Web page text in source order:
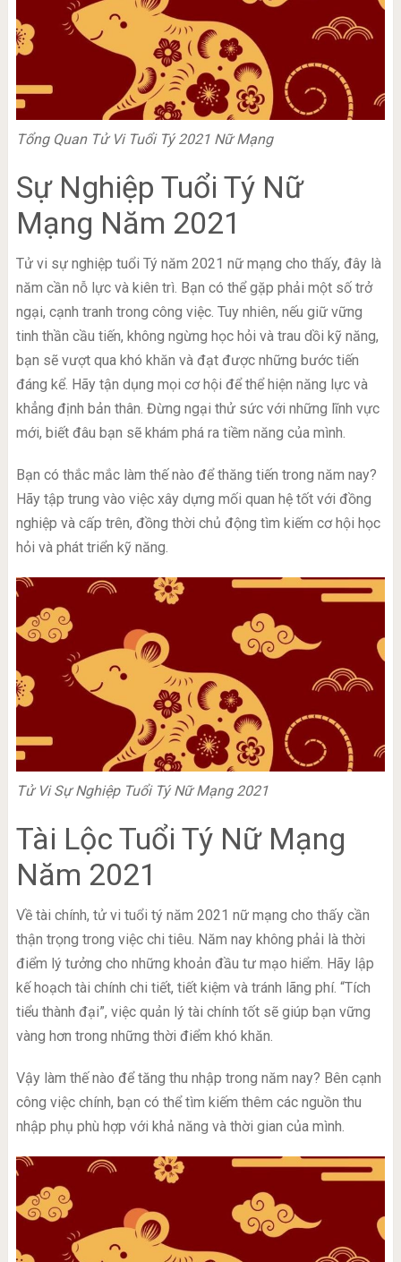
Tổng Quan Tử Vi Tuổi Tý 2021 Nữ Mạng
Sự Nghiệp Tuổi Tý Nữ
Mạng Năm 2021
Tử vi sự nghiệp tuổi Tý năm 2021 nữ mạng cho thấy, đây là
năm cần nỗ lực và kiên trì. Bạn có thể gặp phải một số trở
ngại, cạnh tranh trong công việc. Tuy nhiên, nếu giữ vững
tinh thần cầu tiến, không ngừng học hỏi và trau dồi kỹ năng,
bạn sẽ vượt qua khó khăn và đạt được những bước tiến
đáng kể. Hãy tận dụng mọi cơ hội để thể hiện năng lực và
khẳng định bản thân. Đừng ngại thử sức với những lĩnh vực
mới, biết đâu bạn sẽ khám phá ra tiềm năng của mình.
Bạn có thắc mắc làm thế nào để thăng tiến trong năm nay?
Hãy tập trung vào việc xây dựng mối quan hệ tốt với đồng
nghiệp và cấp trên, đồng thời chủ động tìm kiếm cơ hội học
hỏi và phát triển kỹ năng.
Tử Vi Sự Nghiệp Tuổi Tý Nữ Mạng 2021
Tài Lộc Tuổi Tý Nữ Mạng
Năm 2021
Về tài chính, tử vi tuổi tý năm 2021 nữ mạng cho thấy cần
thận trọng trong việc chi tiêu. Năm nay không phải là thời
điểm lý tưởng cho những khoản đầu tư mạo hiểm. Hãy lập
kế hoạch tài chính chi tiết, tiết kiệm và tránh lãng phí. “Tích
tiểu thành đại”, việc quản lý tài chính tốt sẽ giúp bạn vững
vàng hơn trong những thời điểm khó khăn.
Vậy làm thế nào để tăng thu nhập trong năm nay? Bên cạnh
công việc chính, bạn có thể tìm kiếm thêm các nguồn thu
nhập phụ phù hợp với khả năng và thời gian của mình.